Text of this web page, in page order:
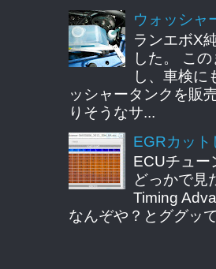
ウォッシャ
ランエボX
した。 こ
し、車検に
ッシャータンクを販
りそうなサ...
EGRカット
ECUチュー
どっかで見
Timing
なんぞや？とググッ